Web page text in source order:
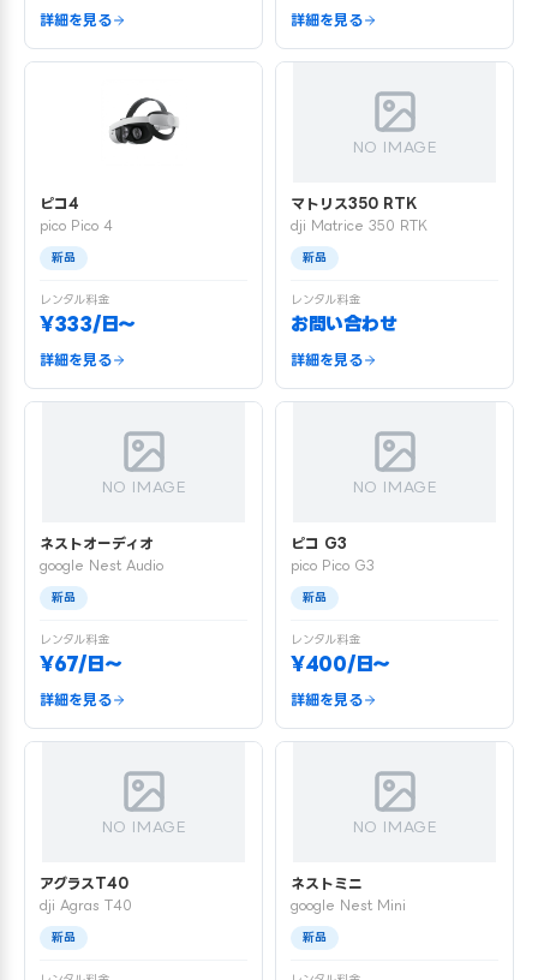
詳細を見る 詳細を見る
ピコ4
pico Pico 4
新品
レンタル料金
¥333/日〜
詳細を見る
NO IMAGE
マトリス350 RTK
dji Matrice 350 RTK
新品
レンタル料金
お問い合わせ
詳細を見る
NO IMAGE
ネストオーディオ
google Nest Audio
新品
レンタル料金
¥67/日〜
詳細を見る
NO IMAGE
ピコ G3
pico Pico G3
新品
レンタル料金
¥400/日〜
詳細を見る
NO IMAGE
アグラスT40
dji Agras T40
新品
NO IMAGE
ネストミニ
google Nest Mini
新品